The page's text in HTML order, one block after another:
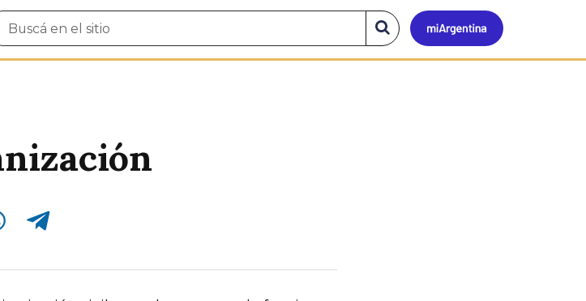
Mi
Buscar
en
el
Compartir en Telegram